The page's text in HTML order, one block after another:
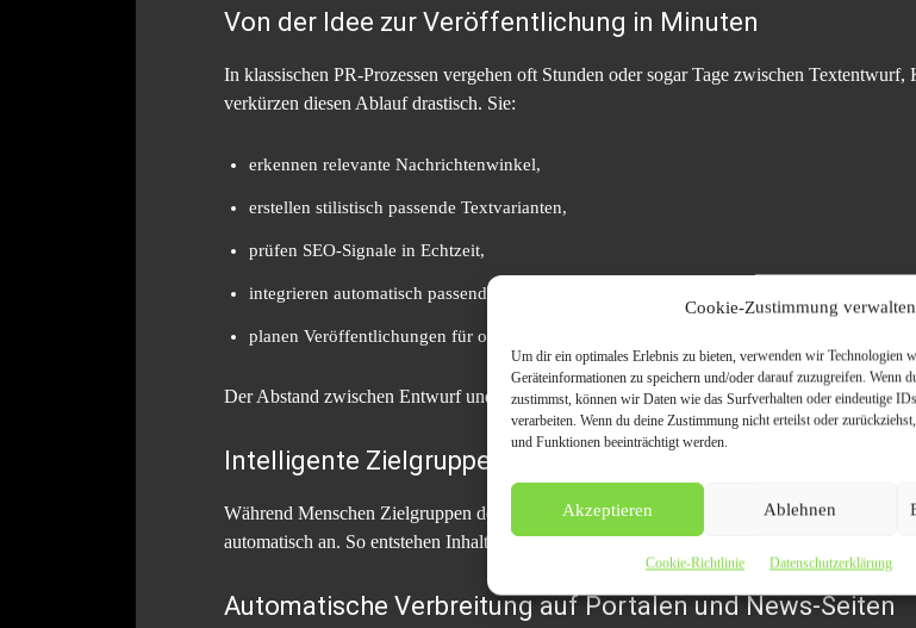
Cookie-Zustimmung verwalten
Um dir ein optimales Erlebnis zu bieten, verwenden wir Technologien
Geräteinformationen zu speichern und/oder darauf zuzugreifen. Wenn
zustimmst, können wir Daten wie das Surfverhalten oder eindeutige
verarbeiten. Wenn du deine Zustimmung nicht erteilst oder
und Funktionen beeinträchtigt werden.
Akzeptieren Ablehnen
Cookie-Richtlinie Datenschutzerklärung
Von der Idee zur Veröffentlichung in Minuten
In klassischen PR-Prozessen vergehen oft Stunden oder sogar Tage zwischen
verkürzen diesen Ablauf drastisch. Sie:
erkennen relevante Nachrichtenwinkel,
erstellen stilistisch passende Textvarianten,
prüfen SEO-Signale in Echtzeit,
integrieren automatisch passende Keywords,
planen Veröffentlichungen für optimale Reichweite.
Der Abstand zwischen Entwurf und Veröffentlichung schrumpft – und PR wird wieder
Intelligente Zielgruppen-Analyse statt Bauchgefühl
Während Menschen Zielgruppen definieren, wertet KI Verhalten aus. Sie erkennt Trends,
automatisch an. So entstehen Inhalte, die exakt auf das zugeschnitten sind, was Leser
Automatische Verbreitung auf Portalen und News-Seiten